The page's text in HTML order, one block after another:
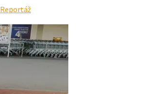
Reportáž